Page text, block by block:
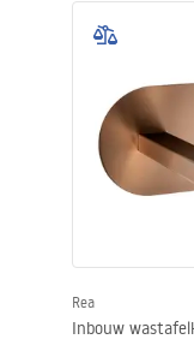
Rea
Inbouw